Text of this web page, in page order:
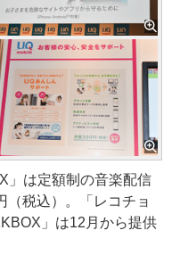
は定額制の音楽配信
（税込）。「レコチョ
」は12月から提供